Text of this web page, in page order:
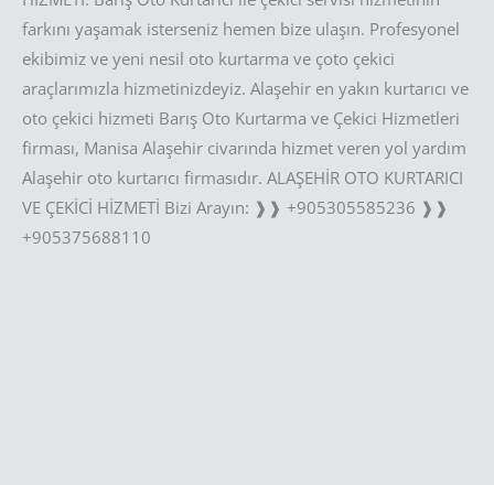
farkını yaşamak isterseniz hemen bize ulaşın. Profesyonel
ekibimiz ve yeni nesil oto kurtarma ve çoto çekici
araçlarımızla hizmetinizdeyiz. Alaşehir en yakın kurtarıcı ve
oto çekici hizmeti Barış Oto Kurtarma ve Çekici Hizmetleri
firması, Manisa Alaşehir civarında hizmet veren yol yardım
Alaşehir oto kurtarıcı firmasıdır. ALAŞEHİR OTO KURTARICI
VE ÇEKİCİ HİZMETİ Bizi Arayın: ❱❱ +905305585236 ❱❱
+905375688110